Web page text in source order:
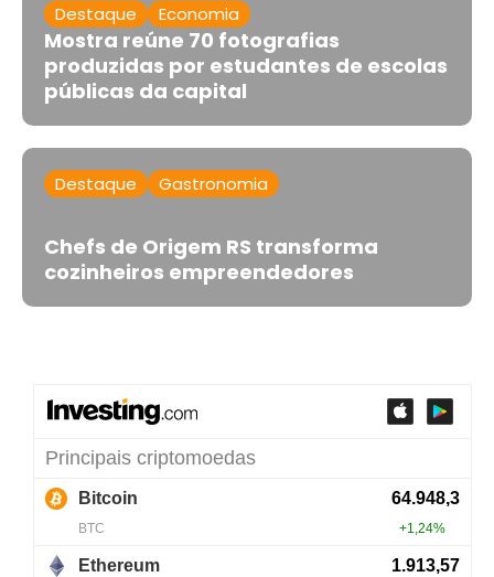
Destaque Economia
Mostra reúne 70 fotografias
produzidas por estudantes de escolas
públicas da capital
Destaque Gastronomia
Chefs de Origem RS transforma
cozinheiros empreendedores